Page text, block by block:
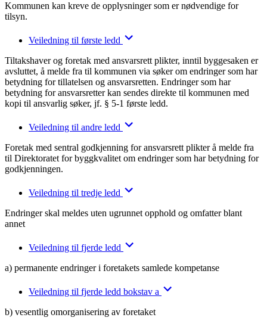
Kommunen kan kreve de opplysninger som er nødvendige for
tilsyn.
Veiledning til første ledd
Tiltakshaver og foretak med ansvarsrett plikter, inntil byggesaken er
avsluttet, å melde fra til kommunen via søker om endringer som har
betydning for tillatelsen og ansvarsretten. Endringer som har
betydning for ansvarsretter kan sendes direkte til kommunen med
kopi til ansvarlig søker, jf. § 5-1 første ledd.
Veiledning til andre ledd
Foretak med sentral godkjenning for ansvarsrett plikter å melde fra
til Direktoratet for byggkvalitet om endringer som har betydning for
godkjenningen.
Veiledning til tredje ledd
Endringer skal meldes uten ugrunnet opphold og omfatter blant
annet
Veiledning til fjerde ledd
a) permanente endringer i foretakets samlede kompetanse
Veiledning til fjerde ledd bokstav a
b) vesentlig omorganisering av foretaket